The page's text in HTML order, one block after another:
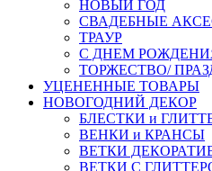
НОВЫЙ ГОД
СВАДЕБНЫЕ
ТРАУР
С ДНЕМ
ТОРЖЕСТВО/
УЦЕНЕННЫЕ ТОВАРЫ
НОВОГОДНИЙ ДЕКОР
БЛЕСТКИ и
ВЕНКИ и КРАНСЫ
ВЕТКИ
ВЕТКИ С